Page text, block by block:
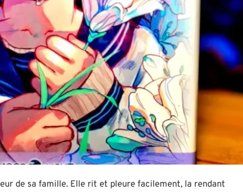
de sa famille. Elle rit et pleure facilement, la rendant